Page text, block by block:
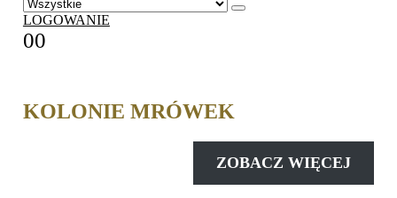
LOGOWANIE
00
KOLONIE MRÓWEK
ZOBACZ WIĘCEJ